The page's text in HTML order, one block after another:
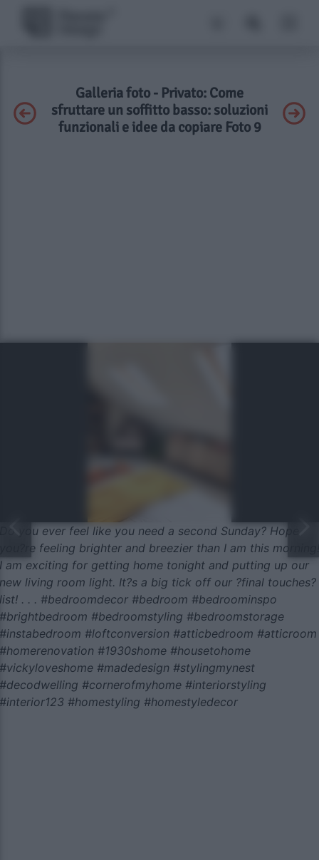
Galleria foto - Privato: Come
sfruttare un soffitto basso: soluzioni
funzionali e idee da copiare Foto 9
Do you ever feel like you need a second Sunday? Hope
you?re feeling brighter and breezier than I am this morning!
I am exciting for getting home tonight and putting up our
new living room light. It?s a big tick off our ?final touches?
list! . . . #bedroomdecor #bedroom #bedroominspo
#brightbedroom #bedroomstyling #bedroomstorage
#instabedroom #loftconversion #atticbedroom #atticroom
#homerenovation #1930shome #housetohome
#vickyloveshome #madedesign #stylingmynest
#decodwelling #cornerofmyhome #interiorstyling
#interior123 #homestyling #homestyledecor